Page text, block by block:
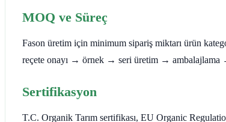
MOQ ve Süreç
Fason üretim için minimum sipariş miktarı ürün
reçete onayı → örnek → seri üretim → ambalajlama
Sertifikasyon
T.C. Organik Tarım sertifikası, EU Organic